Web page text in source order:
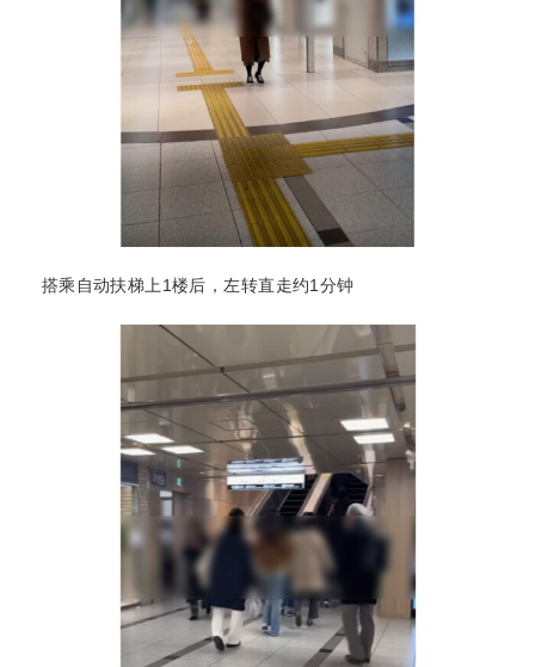
搭乘自动扶梯上1楼后，左转直走约1分钟